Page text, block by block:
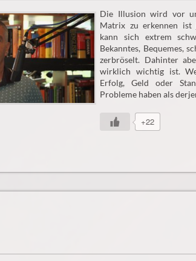
Die Illusion wird vor
Matrix zu erkennen ist
kann sich extrem
Bekanntes, Bequemes,
zerbröselt. Dahinter
wirklich wichtig ist.
Erfolg, Geld oder
Probleme haben als
+22